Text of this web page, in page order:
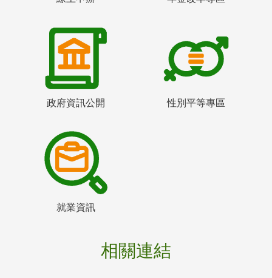
政府資訊公開 性別平等專區
就業資訊
相關連結